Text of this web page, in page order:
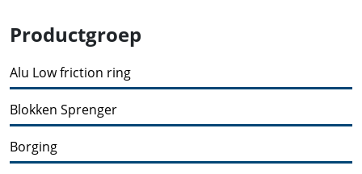
Productgroep
Alu Low friction ring
Blokken Sprenger
Borging